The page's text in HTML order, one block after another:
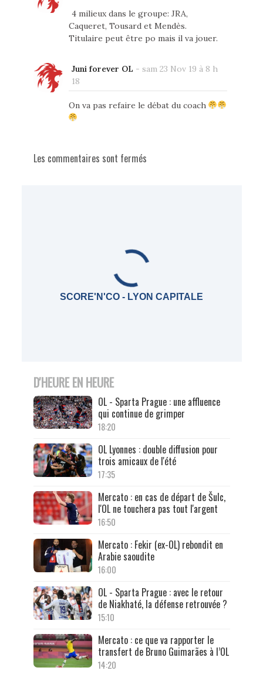
4 milieux dans le groupe: JRA,
Caqueret, Tousard et Mendès.
Titulaire peut être po mais il va jouer.
Juni forever OL - sam 23 Nov 19 à 8 h
18
On va pas refaire le débat du coach
Les commentaires sont fermés
SCORE'N'CO - LYON CAPITALE
D'HEURE EN HEURE
OL - Sparta Prague : une affluence
qui continue de grimper
18:20
OL Lyonnes : double diffusion pour
trois amicaux de l'été
17:35
Mercato : en cas de départ de Šulc,
l'OL ne touchera pas tout l'argent
16:50
Mercato : Fekir (ex-OL) rebondit en
Arabie saoudite
16:00
OL - Sparta Prague : avec le retour
de Niakhaté, la défense retrouvée ?
15:10
Mercato : ce que va rapporter le
transfert de Bruno Guimarães à l’OL
14:20